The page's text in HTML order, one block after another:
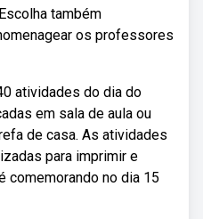
também
os professores
atividades do dia do
em sala de aula ou
de casa. As atividades
para imprimir e
comemorando no dia 15